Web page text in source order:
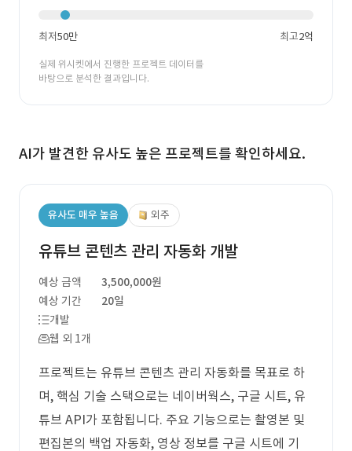
최저50만 최고2억
실제 위시켓에서 진행한 프로젝트 데이터를
바탕으로 분석한 결과입니다.
AI가 발견한 유사도 높은 프로젝트를 확인하세요.
유사도 매우 높음 외주
유튜브 콘텐츠 관리 자동화 개발
예상 금액
3,500,000원
예상 기간
20일
개발
웹 외 1개
프로젝트는 유튜브 콘텐츠 관리 자동화를 목표로 하
며, 핵심 기술 스택으로는 네이버웍스, 구글 시트, 유
튜브 API가 포함됩니다. 주요 기능으로는 촬영본 및
편집본의 백업 자동화, 영상 정보를 구글 시트에 기